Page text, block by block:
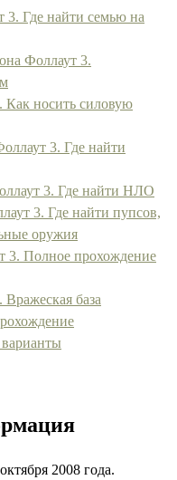
Где найти семью на
Фоллаут 3.
Как носить силовую
3. Где найти
3. Где найти НЛО
3. Где найти пупсов,
оружия
3. Полное прохождение
база
2008 года.